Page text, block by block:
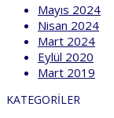
Mayıs 2024
Nisan 2024
Mart 2024
Eylül 2020
Mart 2019
KATEGORILER